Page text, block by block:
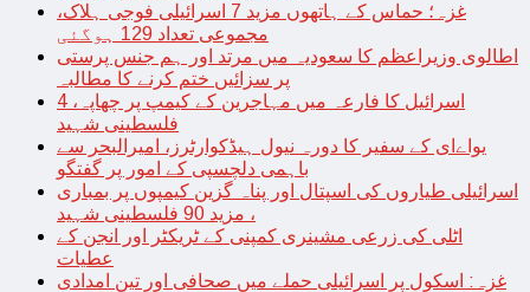
غزہ؛ حماس کے ہاتھوں مزید 7 اسرائیلی فوجی ہلاک،
مجموعی تعداد 129 ہوگئی
اطالوی وزیراعظم کا سعودیہ میں مرتد اور ہم جنس پرستی
پر سزائیں ختم کرنے کا مطالبہ
اسرائیل کا فارعہ میں مہاجرین کے کیمپ پر چھاپہ، 4
فلسطینی شہید
یواےای کے سفیر کا دورہ نیول ہیڈکوارٹرز، امیرالبحر سے
باہمی دلچسپی کے امور پر گفتگو
اسرائیلی طیاروں کی اسپتال اور پناہ گزین کیمپوں پر بمباری
، مزید 90 فلسطینی شہید
اٹلی کی زرعی مشینری کمپنی کے ٹریکٹر اور انجن کے
عطیات
غزہ: اسکول پر اسرائیلی حملے میں صحافی اور تین امدادی